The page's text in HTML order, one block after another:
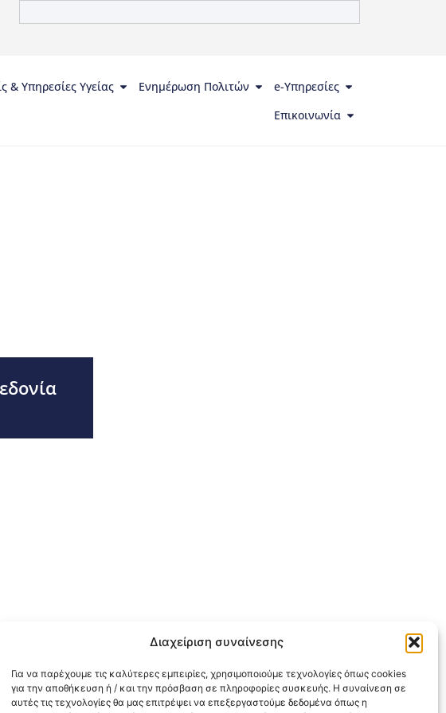
Διαχείριση συναίνεσης
Για να παρέχουμε τις καλύτερες εμπειρίες, χρησιμοποιούμε τεχνολογίες όπως cookies
για την αποθήκευση ή / και την πρόσβαση σε πληροφορίες συσκευής. Η συναίνεση σε
αυτές τις τεχνολογίες θα μας επιτρέψει να επεξεργαστούμε δεδομένα όπως η
& Υπηρεσίες Υγείας Ενημέρωση Πολιτών
e-Υπηρεσίες
Επικοινωνία